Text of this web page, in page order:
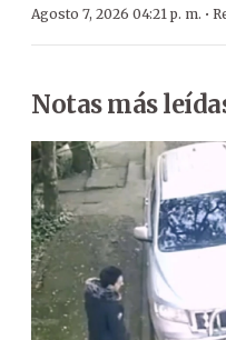
Agosto 7, 2026 04:21 p. m. ·
Notas más